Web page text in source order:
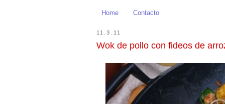
Home Contacto
11.3.11
Wok de pollo con fideos de